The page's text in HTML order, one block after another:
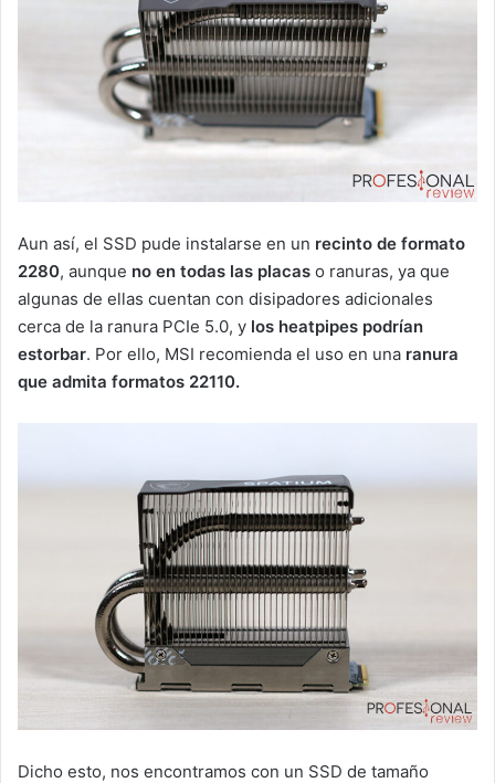
Aun así, el SSD pude instalarse en un recinto de formato
2280, aunque no en todas las placas o ranuras, ya que
algunas de ellas cuentan con disipadores adicionales
cerca de la ranura PCIe 5.0, y los heatpipes podrían
estorbar. Por ello, MSI recomienda el uso en una ranura
que admita formatos 22110.
Dicho esto, nos encontramos con un SSD de tamaño